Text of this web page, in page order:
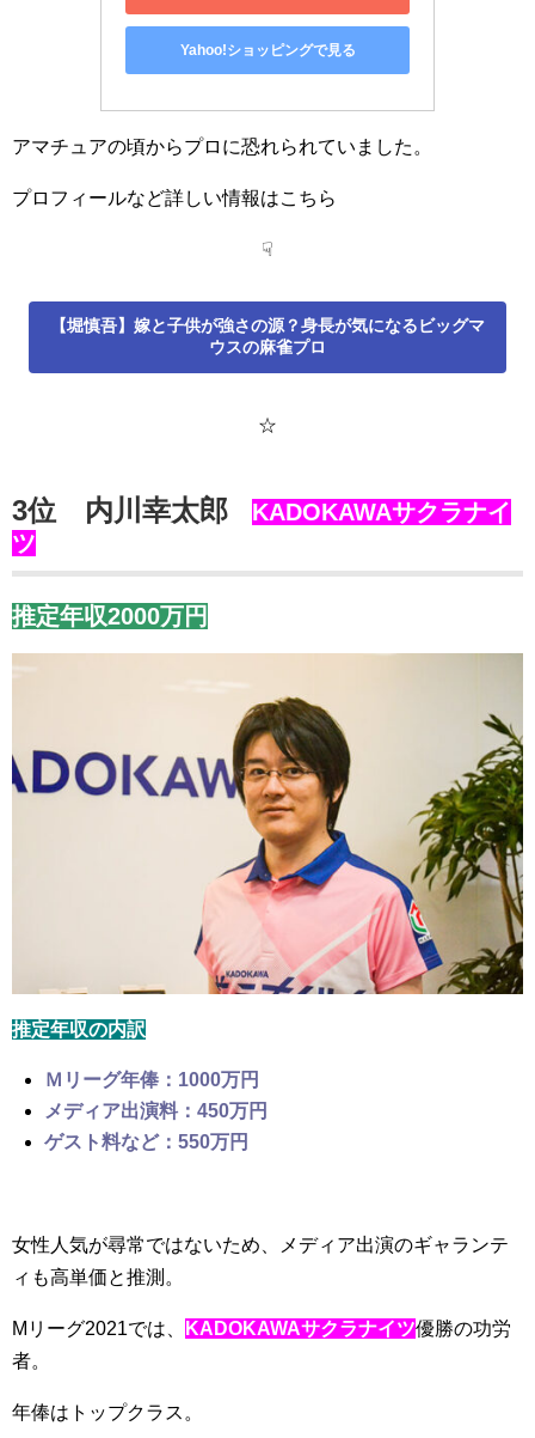
Yahoo!ショッピングで見る
アマチュアの頃からプロに恐れられていました。
プロフィールなど詳しい情報はこちら
☟
【堀慎吾】嫁と子供が強さの源？身長が気になるビッグマ
ウスの麻雀プロ
☆
3位 内川幸太郎
KADOKAWAサクラナイ
ツ
推定年収2000万円
推定年収の内訳
Ｍリーグ年俸：1000万円
メディア出演料：450万円
ゲスト料など：550万円
女性人気が尋常ではないため、メディア出演のギャランテ
ィも高単価と推測。
Mリーグ2021では、 KADOKAWAサクラナイツ優勝の功労
者。
年俸はトップクラス。